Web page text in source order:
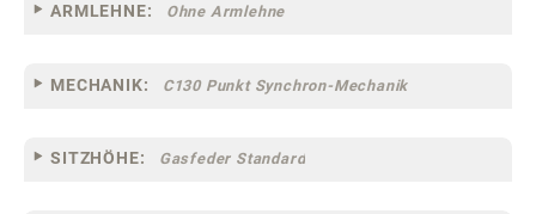
ARMLEHNE: Ohne Armlehne
MECHANIK: C130 Punkt Synchron-Mechanik
SITZHÖHE: Gasfeder Standard